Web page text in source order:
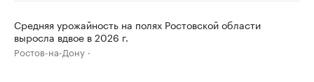
Средняя урожайность на полях Ростовской области
выросла вдвое в 2026 г.
Ростов-на-Дону